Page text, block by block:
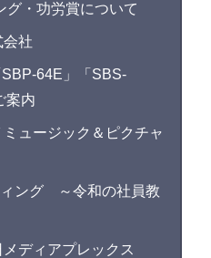
・功労賞について
社
64E」「SBS-
案内
ュージック＆ピクチャ
ング ～令和の社員教
ディアプレックス